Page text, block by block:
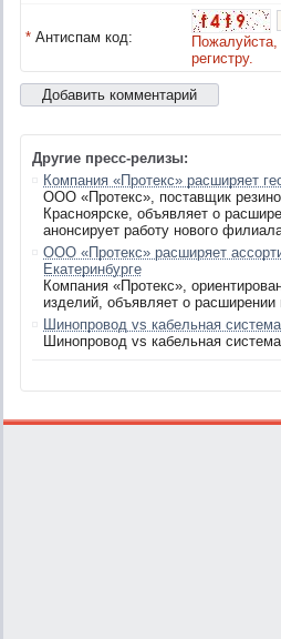
* Антиспам код:
регистру.
Другие пресс-релизы:
Компания «Протекс» расширяет
ООО «Протекс», поставщик
Красноярске, объявляет о
анонсирует работу нового
ООО «Протекс» расширяет
Екатеринбурге
Компания «Протекс»,
изделий, объявляет о
Шинопровод vs кабельная
Шинопровод vs кабельная